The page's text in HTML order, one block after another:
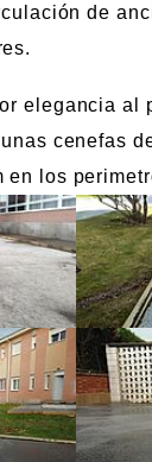
de
elegancia al
cenefas
en los